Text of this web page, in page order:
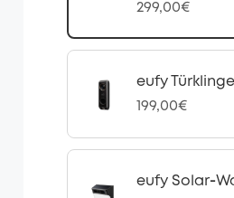
299,00€
eufy
199,00€
eufy